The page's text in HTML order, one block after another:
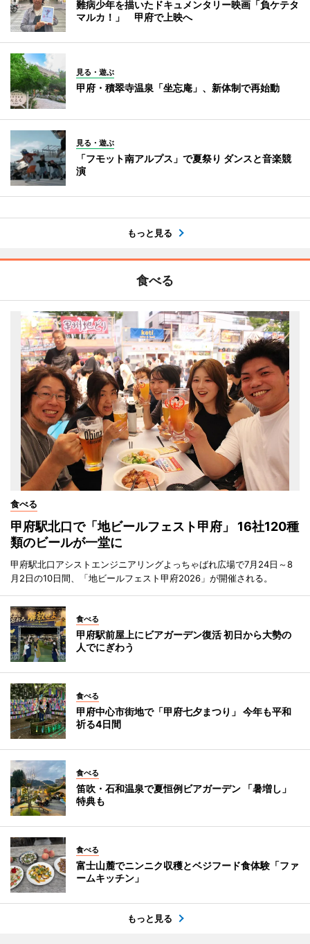
難病少年を描いたドキュメンタリー映画「負ケテタ
マルカ！」 甲府で上映へ
見る・遊ぶ
甲府・積翠寺温泉「坐忘庵」、新体制で再始動
見る・遊ぶ
「フモット南アルプス」で夏祭り ダンスと音楽競
演
もっと見る
食べる
食べる
甲府駅北口で「地ビールフェスト甲府」 16社120種
類のビールが一堂に
甲府駅北口アシストエンジニアリングよっちゃばれ広場で7月24日～8
月2日の10日間、「地ビールフェスト甲府2026」が開催される。
食べる
甲府駅前屋上にビアガーデン復活 初日から大勢の
人でにぎわう
食べる
甲府中心市街地で「甲府七夕まつり」 今年も平和
祈る4日間
食べる
笛吹・石和温泉で夏恒例ビアガーデン 「暑増し」
特典も
食べる
富士山麓でニンニク収穫とベジフード食体験「ファ
ームキッチン」
もっと見る